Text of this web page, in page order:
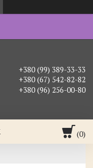
+380 (99) 389-33-33
+380 (67) 542-82-82
+380 (96) 256-00-80